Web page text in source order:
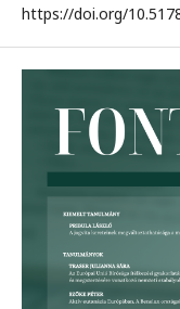
https://doi.org/